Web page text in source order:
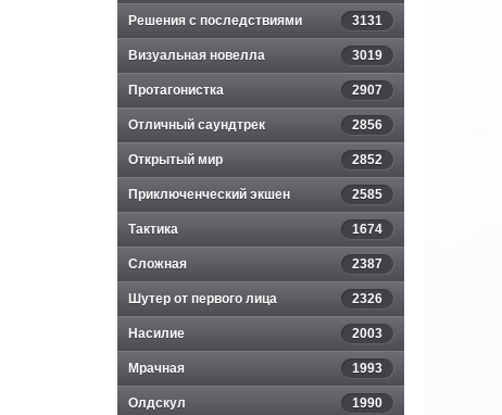
Решения с последствиями 3131
Визуальная новелла 3019
Протагонистка 2907
Отличный саундтрек 2856
Открытый мир 2852
Приключенческий экшен 2585
Тактика 1674
Сложная 2387
Шутер от первого лица 2326
Насилие 2003
Мрачная 1993
Олдскул 1990